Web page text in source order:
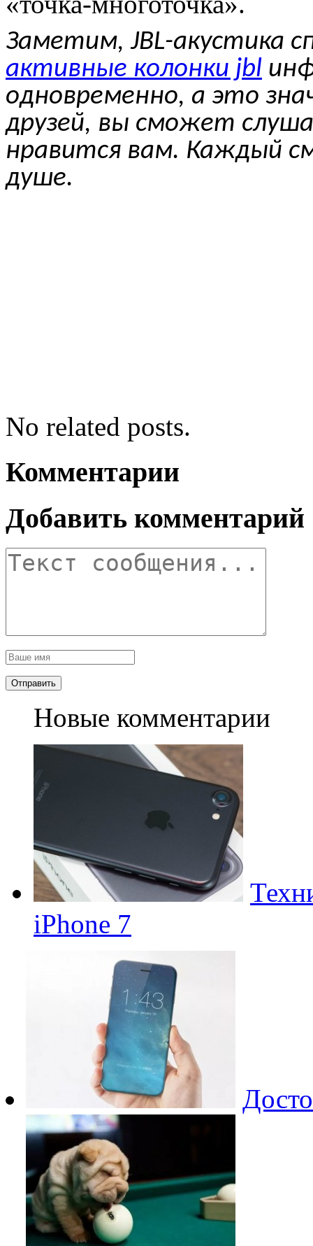
Заметим, JBL-акустика
активные колонки jbl
одновременно, а это
друзей, вы сможет
нравится вам. Каждый
душе.
No related posts.
Комментарии
Добавить комментарий
Новые комментарии
iPhone 7